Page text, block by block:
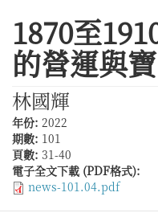
這
裡
1870至
的營運與
林國輝
年份: 2022
期數: 101
頁數: 31-40
電子全文下載 (PDF格式):
news-101.04.pdf